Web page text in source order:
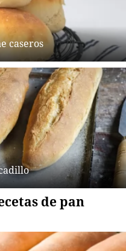
caseros
de pan